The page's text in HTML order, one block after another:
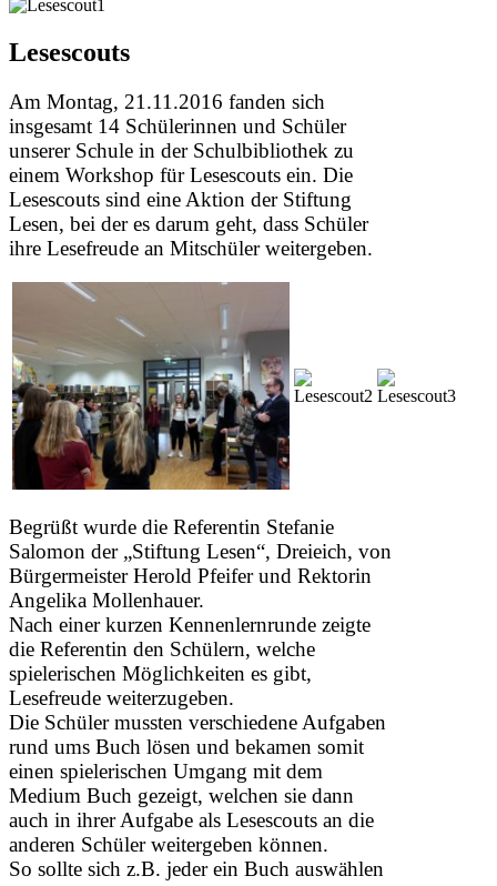
Lesescouts
Am Montag, 21.11.2016 fanden sich
insgesamt 14 Schülerinnen und Schüler
unserer Schule in der Schulbibliothek zu
einem Workshop für Lesescouts ein. Die
Lesescouts sind eine Aktion der Stiftung
Lesen, bei der es darum geht, dass Schüler
ihre Lesefreude an Mitschüler weitergeben.
Begrüßt wurde die Referentin Stefanie
Salomon der „Stiftung Lesen“, Dreieich, von
Bürgermeister Herold Pfeifer und Rektorin
Angelika Mollenhauer.
Nach einer kurzen Kennenlernrunde zeigte
die Referentin den Schülern, welche
spielerischen Möglichkeiten es gibt,
Lesefreude weiterzugeben.
Die Schüler mussten verschiedene Aufgaben
rund ums Buch lösen und bekamen somit
einen spielerischen Umgang mit dem
Medium Buch gezeigt, welchen sie dann
auch in ihrer Aufgabe als Lesescouts an die
anderen Schüler weitergeben können.
So sollte sich z.B. jeder ein Buch auswählen